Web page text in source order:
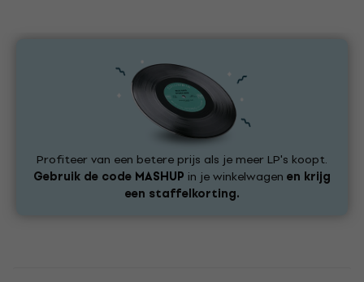
Profiteer van een betere prijs als je meer LP's koopt.
Gebruik de code MASHUP in je winkelwagen en krijg
een staffelkorting.